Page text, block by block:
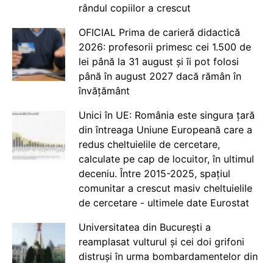
rândul copiilor a crescut
OFICIAL Prima de carieră didactică
2026: profesorii primesc cei 1.500 de
lei până la 31 august și îi pot folosi
până în august 2027 dacă rămân în
învățământ
Unici în UE: România este singura țară
din întreaga Uniune Europeană care a
redus cheltuielile de cercetare,
calculate pe cap de locuitor, în ultimul
deceniu. Între 2015-2025, spațiul
comunitar a crescut masiv cheltuielile
de cercetare - ultimele date Eurostat
Universitatea din București a
reamplasat vulturul și cei doi grifoni
distruși în urma bombardamentelor din